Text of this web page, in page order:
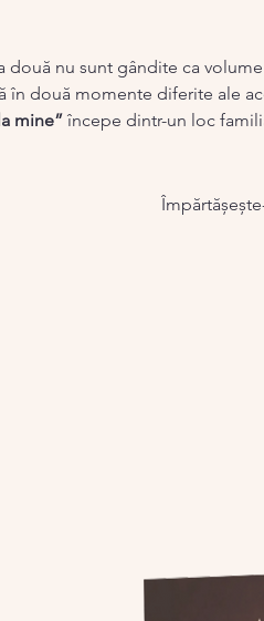
două nu sunt gândite ca
în două momente diferite ale
mine” începe dintr-un loc
acolo. Personajul cade, se
face alegeri proaste și
fără să știe dacă are unde.
lucrurile în aer, așa cum se
pornește exact din spațiul ăla
urmărește aceeași voce,